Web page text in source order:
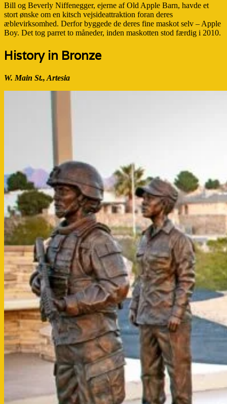
Bill og Beverly Niffenegger, ejerne af Old Apple Barn, havde et
stort ønske om en kitsch vejsideattraktion foran deres
æblevirksomhed. Derfor byggede de deres fine maskot selv – Apple
Boy. Det tog parret to måneder, inden maskotten stod færdig i 2010.
History in Bronze
W. Main St., Artesia